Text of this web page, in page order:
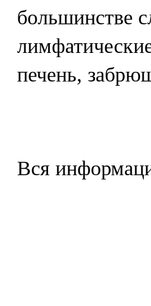
большинстве
печень,
Вся